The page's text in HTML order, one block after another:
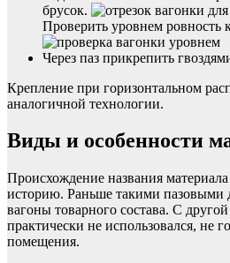
брусок.
Проверить уровнем ровность
Через паз прикрепить
Крепление при горизонтальном
аналогичной технологии.
Виды и особенности
Происхождение названия
историю. Раньше такими пазовыми
вагоны товарного состава. С
практически не использовался, не
помещения.